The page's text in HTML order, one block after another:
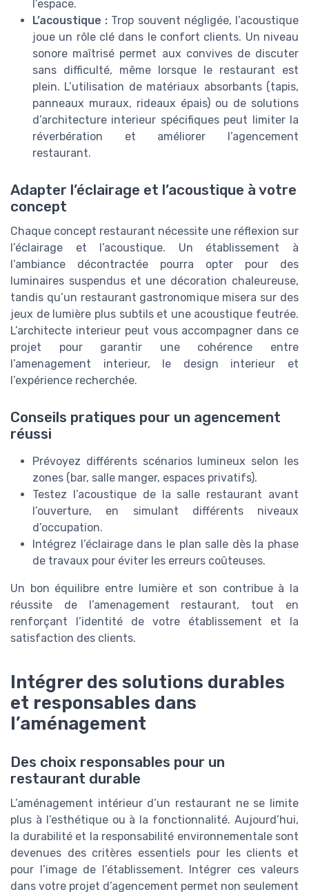
l’espace.
L’acoustique : Trop souvent négligée, l’acoustique
joue un rôle clé dans le confort clients. Un niveau
sonore maîtrisé permet aux convives de discuter
sans difficulté, même lorsque le restaurant est
plein. L’utilisation de matériaux absorbants (tapis,
panneaux muraux, rideaux épais) ou de solutions
d’architecture interieur spécifiques peut limiter la
réverbération et améliorer l’agencement
restaurant.
Adapter l’éclairage et l’acoustique à votre
concept
Chaque concept restaurant nécessite une réflexion sur
l’éclairage et l’acoustique. Un établissement à
l’ambiance décontractée pourra opter pour des
luminaires suspendus et une décoration chaleureuse,
tandis qu’un restaurant gastronomique misera sur des
jeux de lumière plus subtils et une acoustique feutrée.
L’architecte interieur peut vous accompagner dans ce
projet pour garantir une cohérence entre
l’amenagement interieur, le design interieur et
l’expérience recherchée.
Conseils pratiques pour un agencement
réussi
Prévoyez différents scénarios lumineux selon les
zones (bar, salle manger, espaces privatifs).
Testez l’acoustique de la salle restaurant avant
l’ouverture, en simulant différents niveaux
d’occupation.
Intégrez l’éclairage dans le plan salle dès la phase
de travaux pour éviter les erreurs coûteuses.
Un bon équilibre entre lumière et son contribue à la
réussite de l’amenagement restaurant, tout en
renforçant l’identité de votre établissement et la
satisfaction des clients.
Intégrer des solutions durables
et responsables dans
l’aménagement
Des choix responsables pour un
restaurant durable
L’aménagement intérieur d’un restaurant ne se limite
plus à l’esthétique ou à la fonctionnalité. Aujourd’hui,
la durabilité et la responsabilité environnementale sont
devenues des critères essentiels pour les clients et
pour l’image de l’établissement. Intégrer ces valeurs
dans votre projet d’agencement permet non seulement